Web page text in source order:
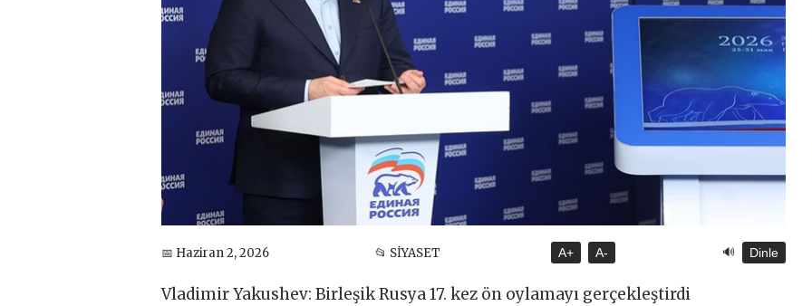
📅 Haziran 2, 2026 📂 SİYASET A+ A- 🔊 Dinle
Vladimir Yakushev: Birleşik Rusya 17. kez ön oylamayı gerçekleştirdi